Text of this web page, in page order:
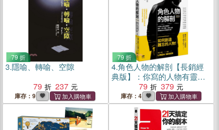
79 折
3.隱喻、轉喻、空隙
79
237
庫存：9
79 折
4.角色人物的解剖【長銷經
典版】：你寫的人物有靈魂
嗎？劇本、小說、廣告、遊
戲、企畫都需要的人物形塑
教科書！
79 379
庫存：4